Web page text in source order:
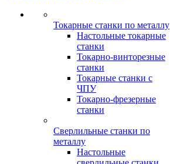
Токарные станки по металлу
Настольные токарные
станки
Токарно-винторезные
станки
Токарные станки с
ЧПУ
Токарно-фрезерные
станки
Сверлильные станки по
металлу
Настольные